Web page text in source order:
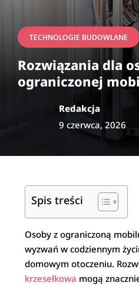
TECHNOLOGIE BUDOWLANE
Rozwiązania dla
ograniczonej
Redakcja
9 czerwca, 2026
Spis treści
Osoby z ograniczoną
wyzwań w codziennym
domowym otoczeniu.
krzesełkowa mogą